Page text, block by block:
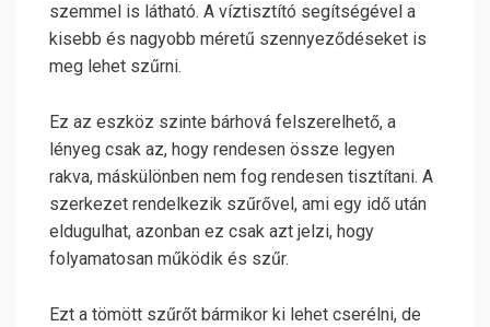
szemmel is látható. A víztisztító segítségével a
kisebb és nagyobb méretű szennyeződéseket is
meg lehet szűrni.
Ez az eszköz szinte bárhová felszerelhető, a
lényeg csak az, hogy rendesen össze legyen
rakva, máskülönben nem fog rendesen tisztítani. A
szerkezet rendelkezik szűrővel, ami egy idő után
eldugulhat, azonban ez csak azt jelzi, hogy
folyamatosan működik és szűr.
Ezt a tömött szűrőt bármikor ki lehet cserélni, de